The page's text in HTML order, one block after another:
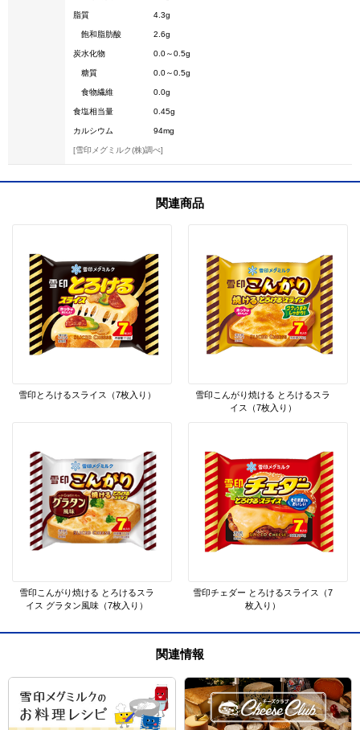
脂質 4.3g
飽和脂肪酸 2.6g
炭水化物 0.0～0.5g
糖質 0.0～0.5g
食物繊維 0.0g
食塩相当量 0.45g
カルシウム 94mg
[雪印メグミルク(株)調べ]
関連商品
雪印とろけるスライス（7枚入り）
雪印こんがり焼ける とろけるスラ
イス（7枚入り）
雪印こんがり焼ける とろけるスラ
イス グラタン風味（7枚入り）
雪印チェダー とろけるスライス（7
枚入り）
関連情報